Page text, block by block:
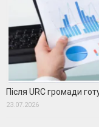
Після URC громади
23.07.2026